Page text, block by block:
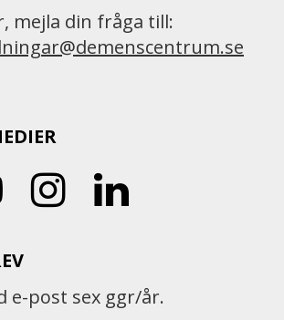
mejla din fråga till:
e-post sex ggr/år.